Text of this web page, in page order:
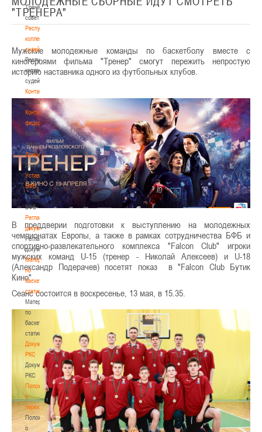
Тренерский
совет
Республиканская
коллегия
судей
Республиканская
коллегия
судей
Контакты
Контакты
Контакты
федерации
Контакты
федерации
Документы
Документы
Устав
БФБ
Устав
БФБ
Регламентирующие
документы
Регламентирующие
документы
Материалы
по
баскетбольной
статистике
Материалы
по
баскетбольной
статистике
Документы
РКС
Документы
РКС
Положение
о
переходах
Положение
о
"ТРЕНЕРА"
Мужские молодежные команды по баскетболу вместе с
киногероями фильма "Тренер" смогут пережить непростую
историю наставника одного из футбольных клубов.
В преддверии подготовки к выступлению на молодежных
чемпионатах Европы, а также в рамках сотрудничества БФБ и
cпортивно-развлекательного комплекса "Falcon Club" игроки
мужских команд U-15 (тренер - Николай Алексеев) и U-18
(Александр Подерачев) посетят показ в "Falcon Club Бутик
Кино".
Сеанс состоится в воскресенье, 13 мая, в 15.35.